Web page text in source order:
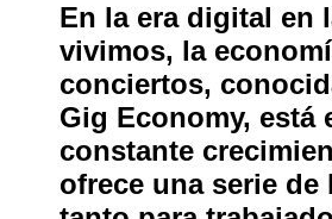
En la era digital en
vivimos, la
conciertos,
Gig Economy, está
constante
ofrece una serie de